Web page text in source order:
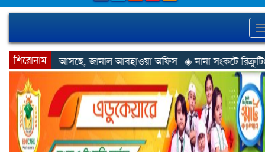
শিরোনাম
আবহাওয়া অফিস ◈ নানা সংকটে রিক্রুটিং এজেন্সি, হুমকির মুখে